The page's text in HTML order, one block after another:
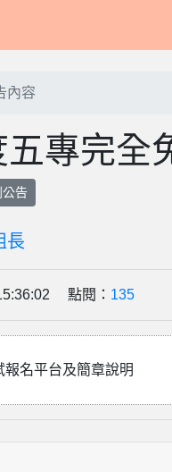
內容
專完全
公告
長
點閱： 135
名平台及簡章說明